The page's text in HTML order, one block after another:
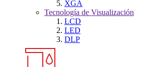
XGA
Tecnología de Visualización
LCD
LED
DLP